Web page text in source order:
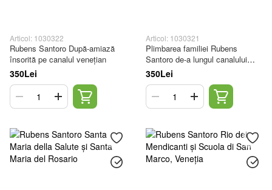
Articol: 1030322
Rubens Santoro După-amiază
însorită pe canalul venețian
350Lei
Articol: 1030321
Plimbarea familiei Rubens
Santoro de-a lungul canalului
venețian1
350Lei